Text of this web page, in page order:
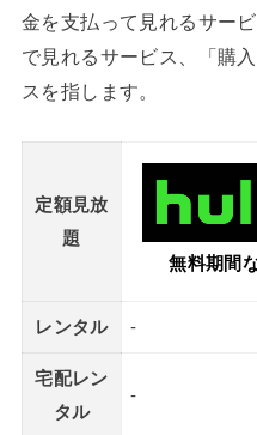
金を支払って見れるサー
で見れるサービス、「購
スを指します。
定額見放
題
無料期間
レンタル -
宅配レン
タル
-